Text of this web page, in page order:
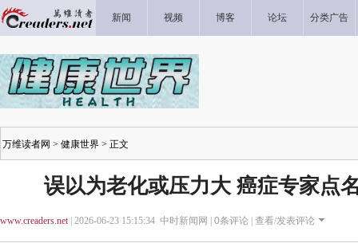
新闻 视频 博客 论坛 分类广告
万维读者网 > 健康世界 > 正文
误以为老化或压力大 癌症专家点
www.creaders.net| 2026-06-23 15:15:34 中时新闻网 | 0条评论 | 查看/发表评论